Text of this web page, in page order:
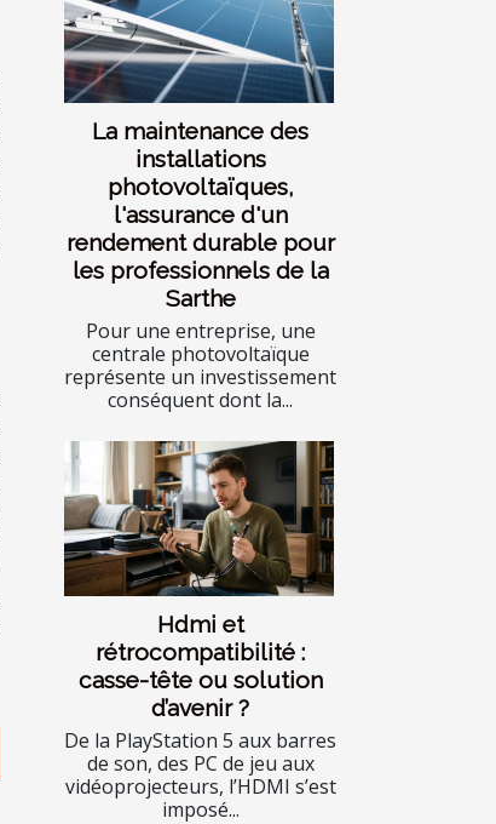
La maintenance des
installations
photovoltaïques,
l'assurance d'un
rendement durable pour
les professionnels de la
Sarthe
Pour une entreprise, une
centrale photovoltaïque
représente un investissement
conséquent dont la...
Hdmi et
rétrocompatibilité :
casse-tête ou solution
d’avenir ?
De la PlayStation 5 aux barres
de son, des PC de jeu aux
vidéoprojecteurs, l’HDMI s’est
imposé...